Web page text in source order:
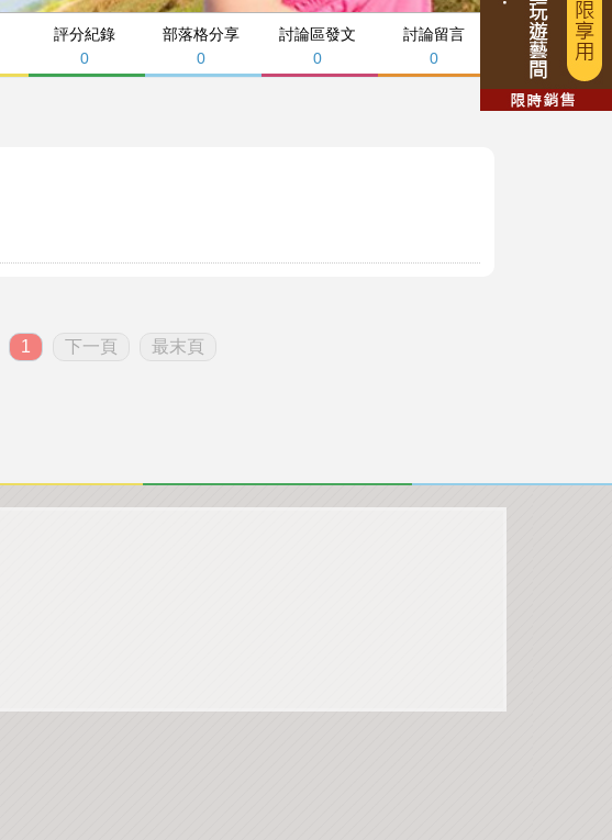
評分紀錄
0
部落格分享
0
討論區發文
0
討論留言
0
1 下一頁 最末頁